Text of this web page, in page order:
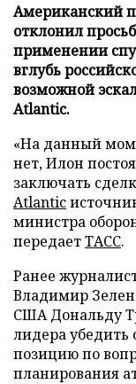
Американский
отклонил
применении
вглубь
возможной
Atlantic.
«На данный
нет, Илон
заключать
Atlantic
министра
передаетТАСС.
Ранее
Владимир
США Дональду
лидера убедить
позицию по
планирования